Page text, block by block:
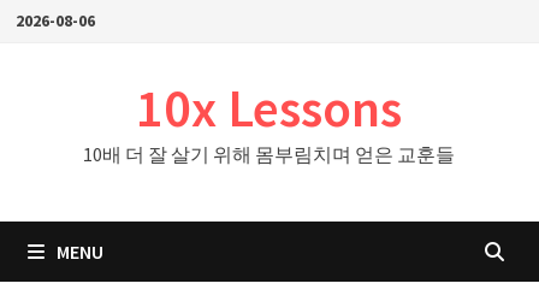
Skip2026-08-06
10x Lessons
10배 더 잘 살기 위해 몸부림치며 얻은 교훈들
MENU